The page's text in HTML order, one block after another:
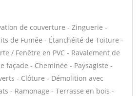
de couverture - Zinguerie -
de Fumée - Étanchéité de Toiture -
/ Fenêtre en PVC - Ravalement de
façade - Cheminée - Paysagiste -
- Clôture - Démolition avec
- Ramonage - Terrasse en bois -